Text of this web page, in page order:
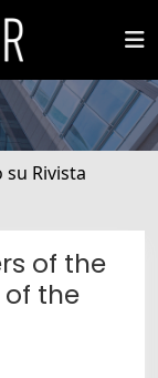
Rivista
of the
the